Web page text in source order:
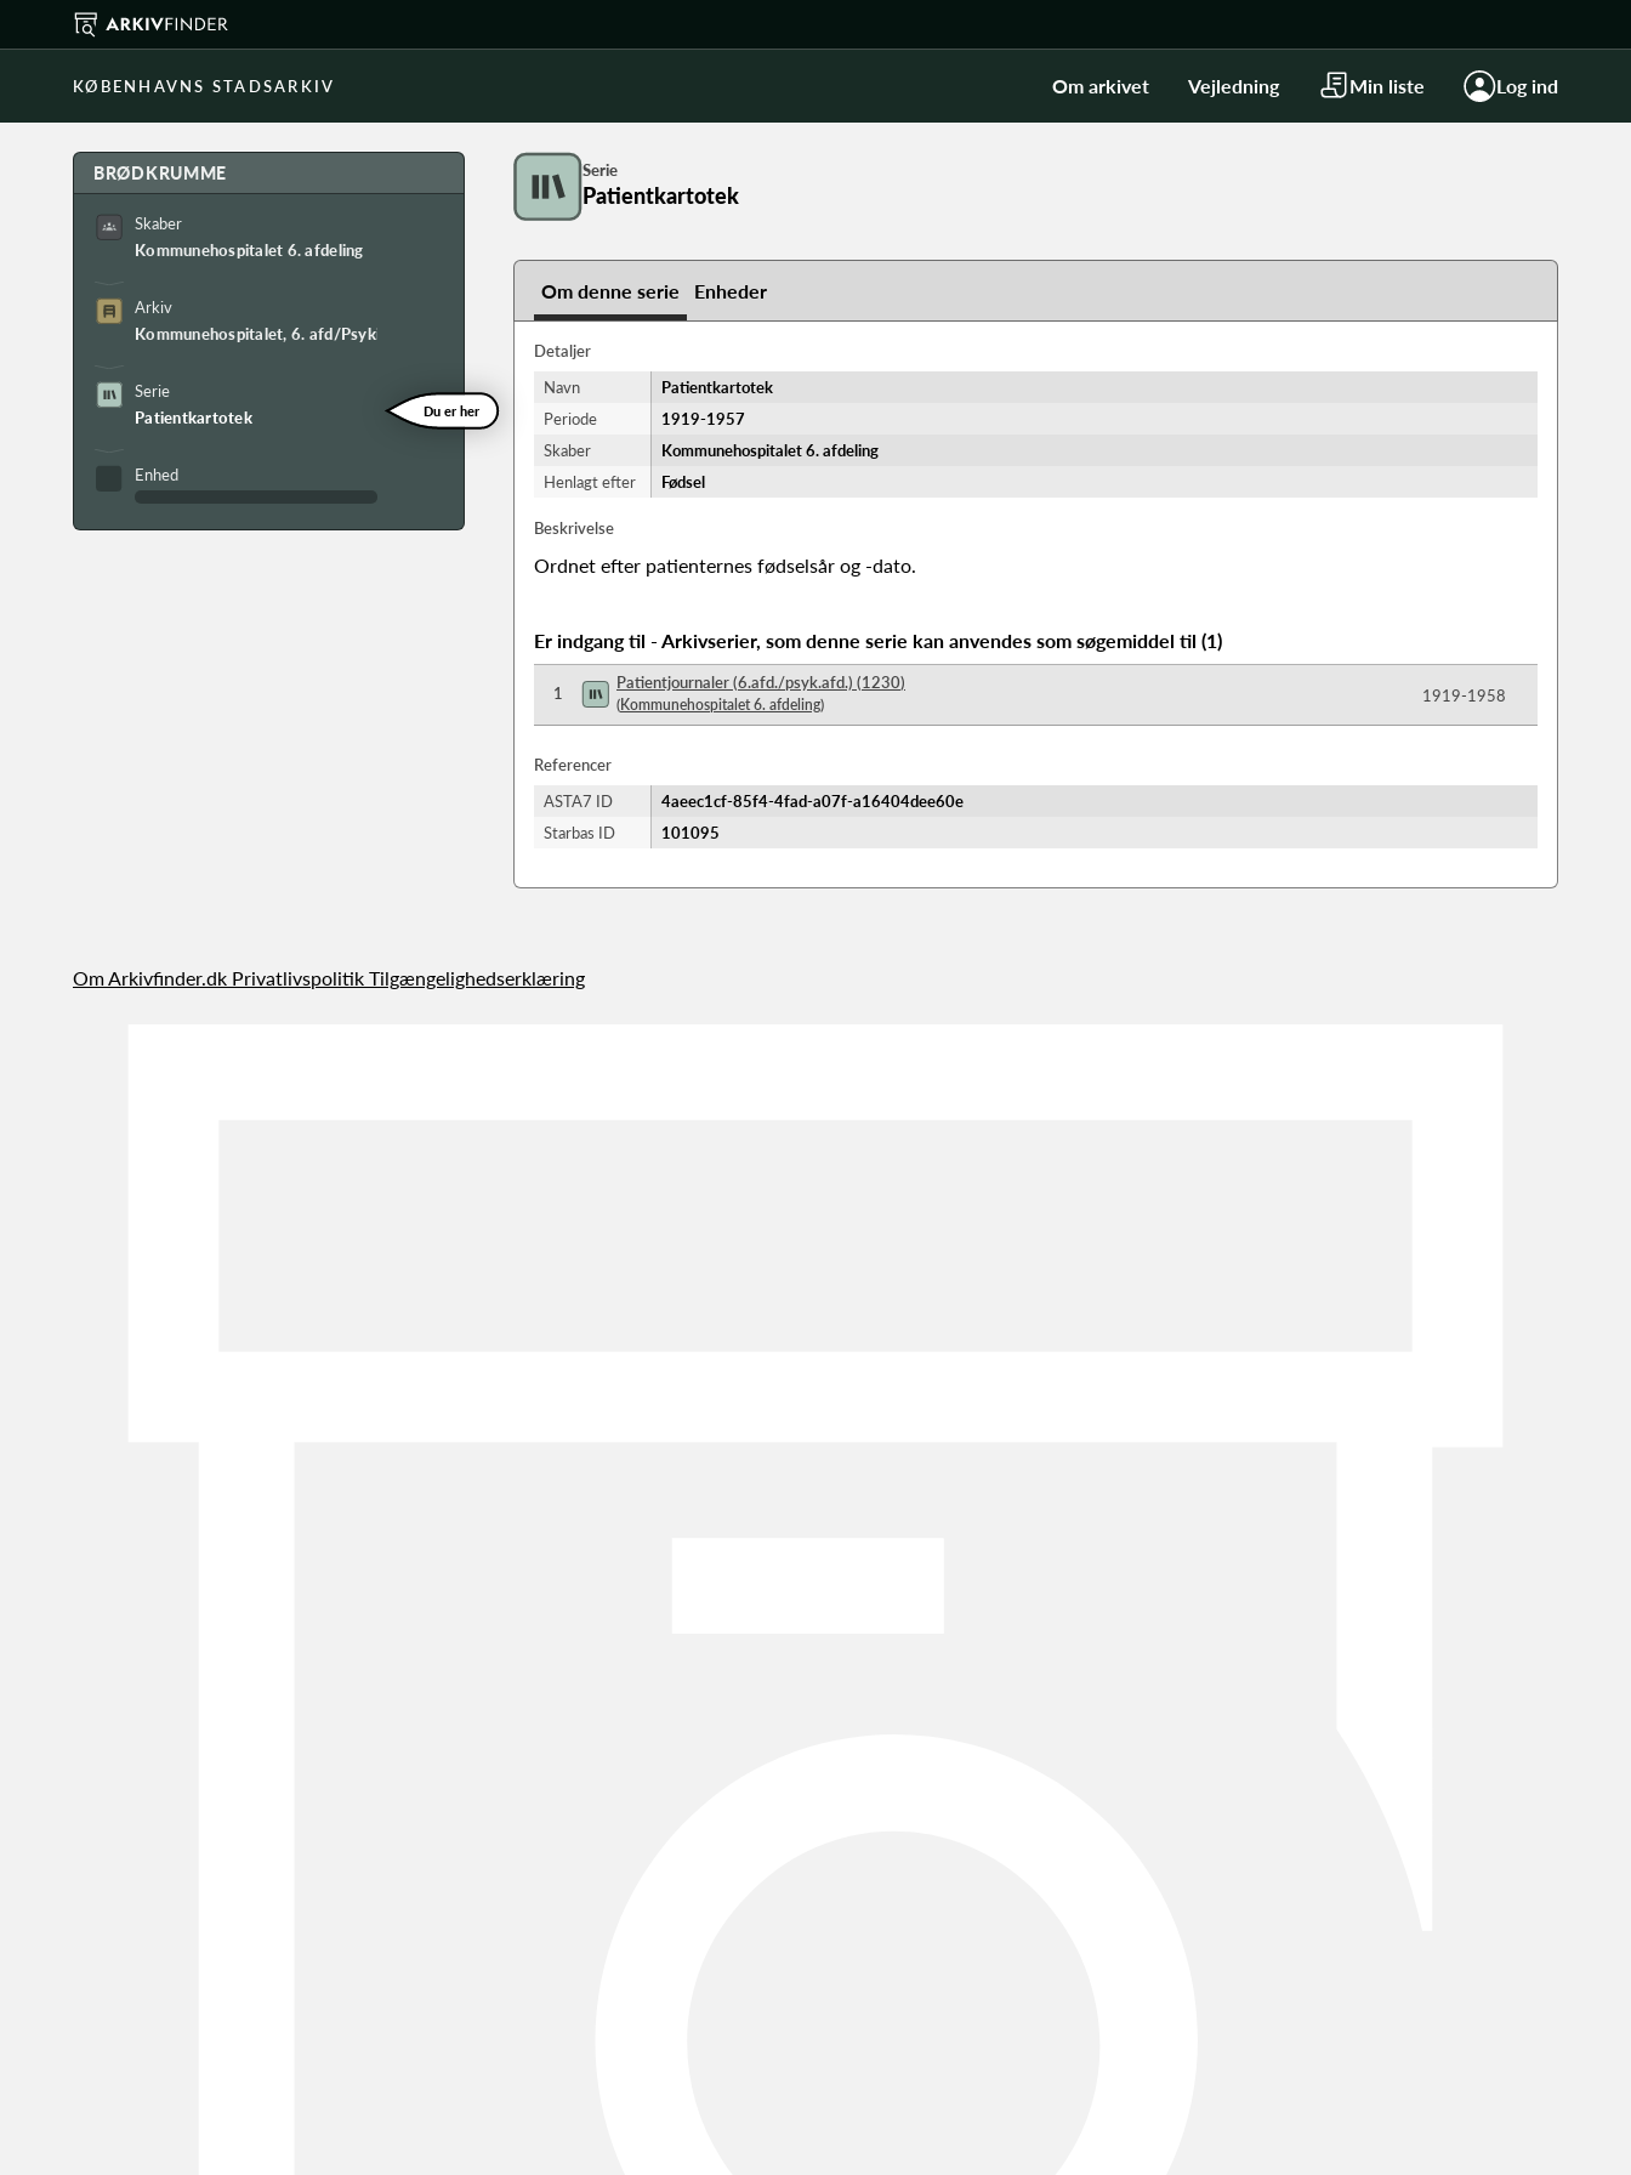
KØBENHAVNS STADSARKIV Om arkivet Vejledning Min liste Log ind
BRØDKRUMME
Skaber
Kommunehospitalet 6. afdeling
Arkiv
Kommunehospitalet, 6. afd/Psykiatrisk afd.s arkiv
Serie
Patientkartotek
Du er her
Enhed
Serie
Patientkartotek
Om denne serie Enheder
Detaljer
Navn
Patientkartotek
Periode
1919-​1957
Skaber
Kommunehospitalet 6. afdeling
Henlagt efter
Fødsel
Beskrivelse
Ordnet efter patienternes fødselsår og -dato.
Er indgang til - Arkivserier, som denne serie kan anvendes som søgemiddel til (1)
1
Patientjournaler (6.afd./psyk.afd.) (1230)
(Kommunehospitalet 6. afdeling) 1919-​1958
Referencer
ASTA7 ID
4aeec1cf-85f4-4fad-a07f-a16404dee60e
Starbas ID
101095
Om Arkivfinder.dk Privatlivspolitik Tilgængelighedserklæring